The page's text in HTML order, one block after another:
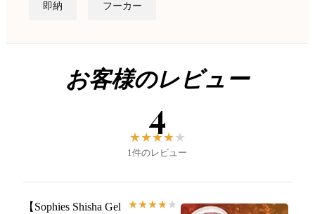
即納 フーカー
お客様のレビュー
4
★★★★★
1件のレビュー
【Sophies Shisha Gel
★★★★ ★